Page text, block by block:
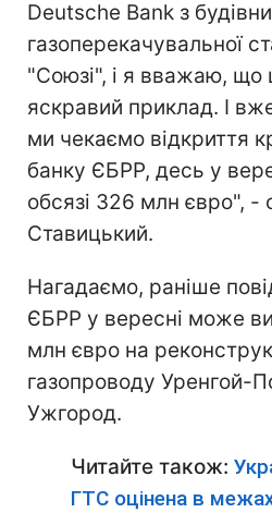
Deutsche Bank з
газоперекачувальної
"Союзі", і я вважаю, що
яскравий приклад. І
ми чекаємо відкриття
банку ЄБРР, десь у
обсязі 326 млн євро", -
Ставицький.
Нагадаємо, раніше
ЄБРР у вересні може
млн євро на
газопроводу Уренгой-
Ужгород.
Читайте також:
ГТС оцінена в